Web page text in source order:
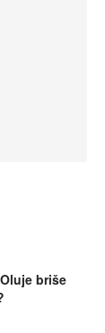
briše